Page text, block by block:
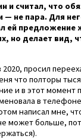
и считал, что
— не пара. Для
ей предложение
но делает вид,
просил
что полторы
и в этот момент
в
написал мне,
может больше,